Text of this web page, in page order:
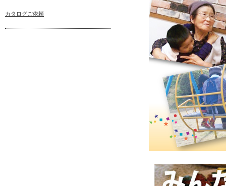
カタログご依頼